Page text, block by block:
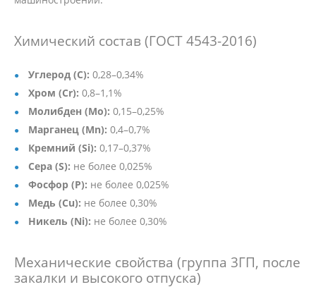
Химический состав (ГОСТ 4543-2016)
Углерод (C): 0,28–0,34%
Хром (Cr): 0,8–1,1%
Молибден (Mo): 0,15–0,25%
Марганец (Mn): 0,4–0,7%
Кремний (Si): 0,17–0,37%
Сера (S): не более 0,025%
Фосфор (P): не более 0,025%
Медь (Cu): не более 0,30%
Никель (Ni): не более 0,30%
Механические свойства (группа 3ГП, после
закалки и высокого отпуска)